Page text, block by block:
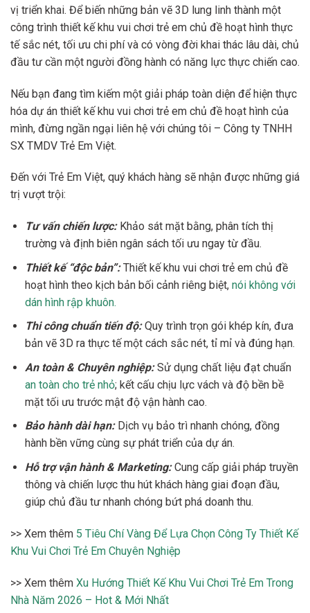
vị triển khai. Để biến những bản vẽ 3D lung linh thành một
công trình thiết kế khu vui chơi trẻ em chủ đề hoạt hình thực
tế sắc nét, tối ưu chi phí và có vòng đời khai thác lâu dài, chủ
đầu tư cần một người đồng hành có năng lực thực chiến cao.
Nếu bạn đang tìm kiếm một giải pháp toàn diện để hiện thực
hóa dự án thiết kế khu vui chơi trẻ em chủ đề hoạt hình của
mình, đừng ngần ngại liên hệ với chúng tôi – Công ty TNHH
SX TMDV Trẻ Em Việt.
Đến với Trẻ Em Việt, quý khách hàng sẽ nhận được những giá
trị vượt trội:
Tư vấn chiến lược: Khảo sát mặt bằng, phân tích thị
trường và định biên ngân sách tối ưu ngay từ đầu.
Thiết kế “độc bản”:Thiết kế khu vui chơi trẻ em chủ đề
hoạt hình theo kịch bản bối cảnh riêng biệt,nói không với
dán hình rập khuôn.
Thi công chuẩn tiến độ:Quy trình trọn gói khép kín, đưa
bản vẽ 3D ra thực tế một cách sắc nét, tỉ mỉ và đúng hạn.
An toàn & Chuyên nghiệp:Sử dụng chất liệu đạt chuẩn
an toàn cho trẻ nhỏ; kết cấu chịu lực vách và độ bền bề
mặt tối ưu trước mật độ vận hành cao.
Bảo hành dài hạn:Dịch vụ bảo trì nhanh chóng, đồng
hành bền vững cùng sự phát triển của dự án.
Hỗ trợ vận hành & Marketing:Cung cấp giải pháp truyền
thông và chiến lược thu hút khách hàng giai đoạn đầu,
giúp chủ đầu tư nhanh chóng bứt phá doanh thu.
>> Xem thêm 5 Tiêu Chí Vàng Để Lựa Chọn Công Ty Thiết Kế
Khu Vui Chơi Trẻ Em Chuyên Nghiệp
>> Xem thêm Xu Hướng Thiết Kế Khu Vui Chơi Trẻ Em Trong
Nhà Năm 2026 – Hot & Mới Nhất